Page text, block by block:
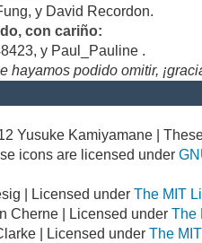
y David Recordon.
con cariño:
y Paul_Pauline .
hayamos podido omitir,
Yusuke Kamiyamane |
icons are licensed under
| Licensed underThe MIT
Cherne | Licensed underThe
| Licensed underThe